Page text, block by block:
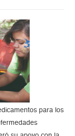
para los